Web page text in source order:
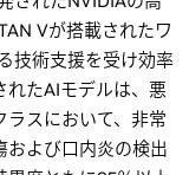
Vが搭載されたワ
技術支援を受け効率
れたAIモデルは、悪
スにおいて、非常
および口内炎の検出